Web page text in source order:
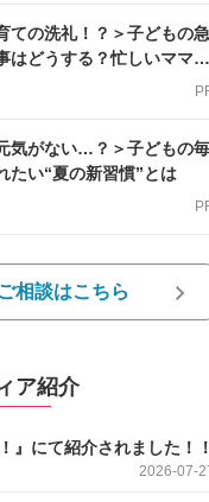
ての洗礼！？＞子どもの急
はどうする？忙しいママを
気がない…？＞子どもの毎
たい“夏の新習慣”とは
相談はこちら
ア紹介
』にて紹介されました！！
2026-07-